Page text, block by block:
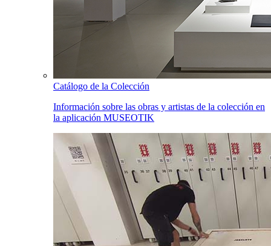
Catálogo de la Colección
Información sobre las obras y artistas de la colección en
la aplicación MUSEOTIK